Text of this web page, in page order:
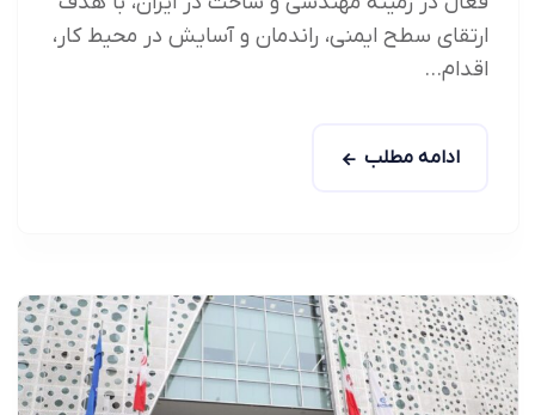
ارتقای سطح ایمنی، راندمان و آسایش در محیط کار،
اقدام...
ادامه مطلب